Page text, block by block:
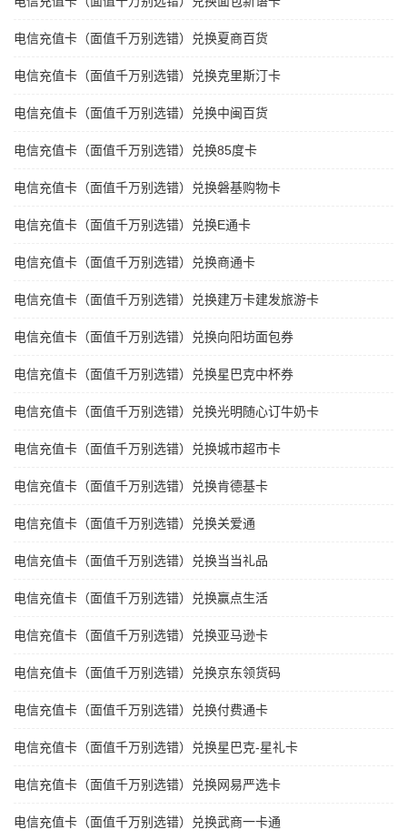
电信充值卡（面值千万别选错）兑换夏商百货
电信充值卡（面值千万别选错）兑换克里斯汀卡
电信充值卡（面值千万别选错）兑换中闽百货
电信充值卡（面值千万别选错）兑换85度卡
电信充值卡（面值千万别选错）兑换磐基购物卡
电信充值卡（面值千万别选错）兑换E通卡
电信充值卡（面值千万别选错）兑换商通卡
电信充值卡（面值千万别选错）兑换建万卡建发旅游卡
电信充值卡（面值千万别选错）兑换向阳坊面包券
电信充值卡（面值千万别选错）兑换星巴克中杯券
电信充值卡（面值千万别选错）兑换光明随心订牛奶卡
电信充值卡（面值千万别选错）兑换城市超市卡
电信充值卡（面值千万别选错）兑换肯德基卡
电信充值卡（面值千万别选错）兑换关爱通
电信充值卡（面值千万别选错）兑换当当礼品
电信充值卡（面值千万别选错）兑换赢点生活
电信充值卡（面值千万别选错）兑换亚马逊卡
电信充值卡（面值千万别选错）兑换京东领货码
电信充值卡（面值千万别选错）兑换付费通卡
电信充值卡（面值千万别选错）兑换星巴克-星礼卡
电信充值卡（面值千万别选错）兑换网易严选卡
电信充值卡（面值千万别选错）兑换武商一卡通